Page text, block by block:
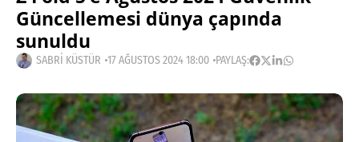
Güncellemesi dünya çapında
sunuldu
SABRI KÜSTÜR 17 AĞUSTOS 2024 18:00 PAYLAŞ: